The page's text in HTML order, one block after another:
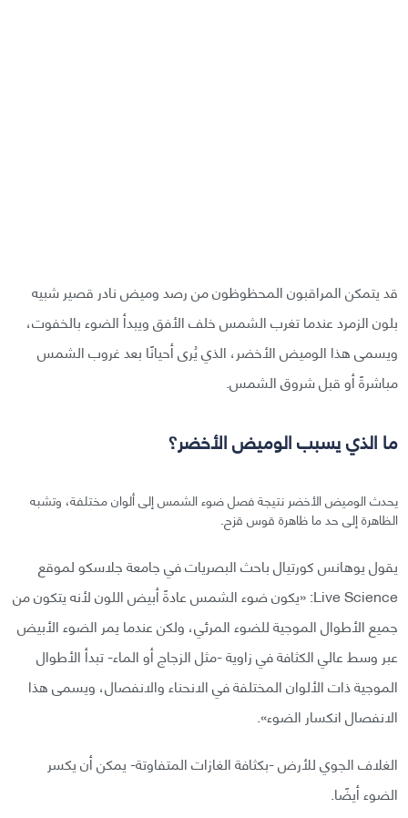
قد يتمكن المراقبون المحظوظون من رصد وميض نادر قصير شبيه
بلون الزمرد عندما تغرب الشمس خلف الأفق ويبدأ الضوء بالخفوت،
ويسمى هذا الوميض الأخضر، الذي يُرى أحيانًا بعد غروب الشمس
مباشرةً أو قبل شروق الشمس.
ما الذي يسبب الوميض الأخضر؟
يحدث الوميض الأخضر نتيجة فصل ضوء الشمس إلى ألوان مختلفة، وتشبه
الظاهرة إلى حد ما ظاهرة قوس قزح.
يقول يوهانس كورتيال باحث البصريات في جامعة جلاسكو لموقع
Live Science: «يكون ضوء الشمس عادةً أبيض اللون لأنه يتكون من
جميع الأطوال الموجية للضوء المرئي، ولكن عندما يمر الضوء الأبيض
عبر وسط عالي الكثافة في زاوية -مثل الزجاج أو الماء- تبدأ الأطوال
الموجية ذات الألوان المختلفة في الانحناء والانفصال، ويسمى هذا
الانفصال انكسار الضوء».
الغلاف الجوي للأرض -بكثافة الغازات المتفاوتة- يمكن أن يكسر
الضوء أيضًا.